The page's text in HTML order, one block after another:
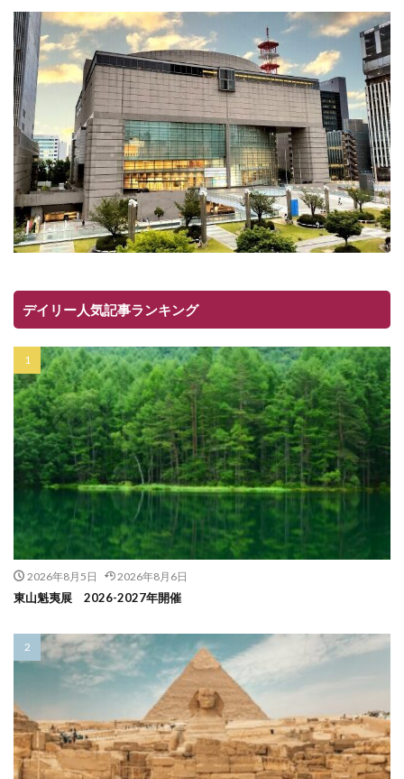
デイリー人気記事ランキング
2026年8月5日 2026年8月6日
東山魁夷展 2026-2027年開催